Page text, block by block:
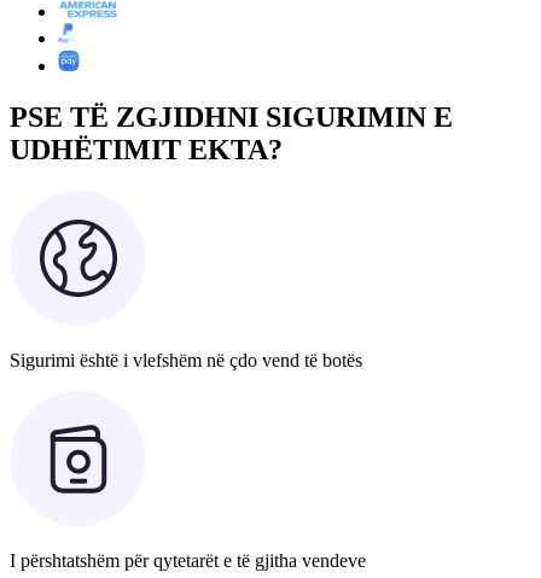
PSE TË ZGJIDHNI SIGURIMIN E
UDHËTIMIT EKTA?
Sigurimi është i vlefshëm në çdo vend të botës
I përshtatshëm për qytetarët e të gjitha vendeve